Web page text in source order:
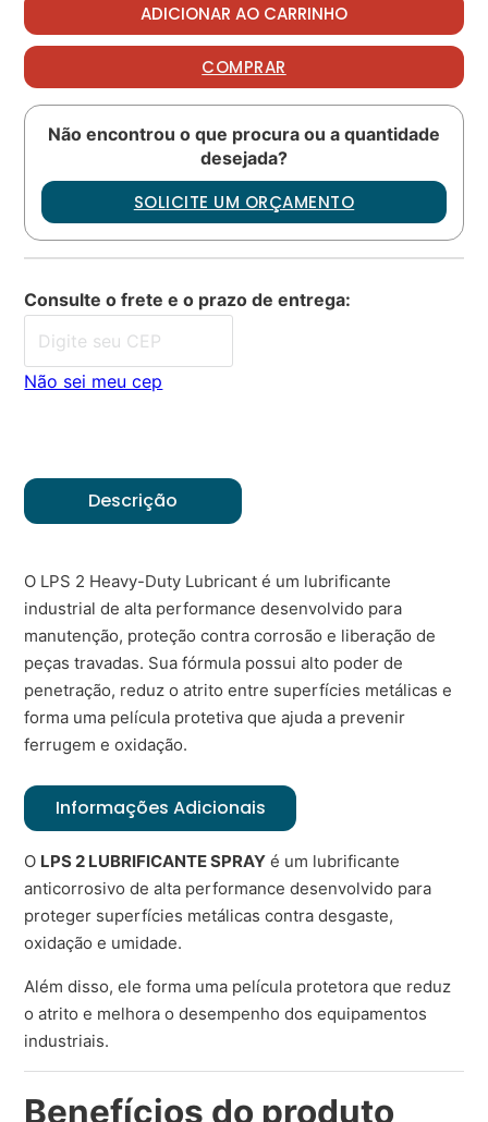
ADICIONAR AO CARRINHO
COMPRAR
Não encontrou o que procura ou a quantidade
desejada?
SOLICITE UM ORÇAMENTO
Consulte o frete e o prazo de entrega:
Não sei meu cep
Descrição
O LPS 2 Heavy-Duty Lubricant é um lubrificante
industrial de alta performance desenvolvido para
manutenção, proteção contra corrosão e liberação de
peças travadas. Sua fórmula possui alto poder de
penetração, reduz o atrito entre superfícies metálicas e
forma uma película protetiva que ajuda a prevenir
ferrugem e oxidação.
Informações Adicionais
O LPS 2 LUBRIFICANTE SPRAY é um lubrificante
anticorrosivo de alta performance desenvolvido para
proteger superfícies metálicas contra desgaste,
oxidação e umidade.
Além disso, ele forma uma película protetora que reduz
o atrito e melhora o desempenho dos equipamentos
industriais.
Benefícios do produto